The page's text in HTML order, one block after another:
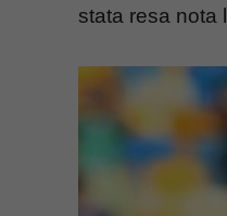
stata resa nota